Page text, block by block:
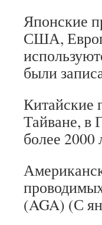
Японские
США,
были
Китайские
Тайване, в
более 2000
(AGA) (С